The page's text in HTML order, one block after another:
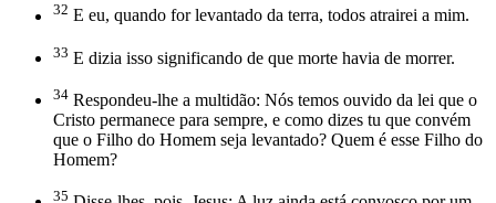
32 E eu, quando for levantado da terra, todos atrairei a mim.
33 E dizia isso significando de que morte havia de morrer.
34 Respondeu-lhe a multidão: Nós temos ouvido da lei que o
Cristo permanece para sempre, e como dizes tu que convém
que o Filho do Homem seja levantado? Quem é esse Filho do
Homem?
35